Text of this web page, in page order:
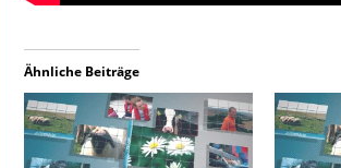
Ähnliche Beiträge